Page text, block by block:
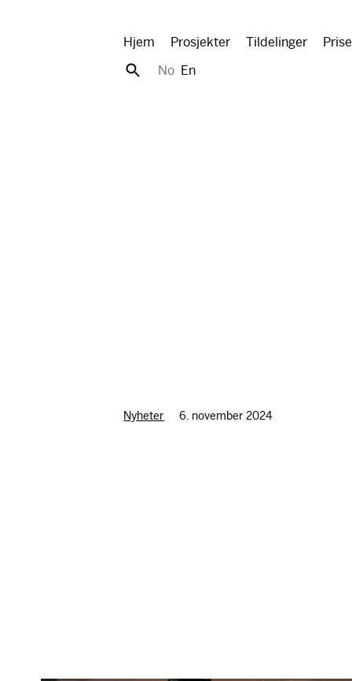
Hjem Prosjekter Tildelinger
No En
Nyheter 6. november 2024